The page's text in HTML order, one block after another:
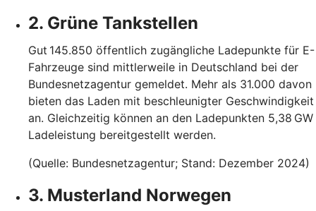
2. Grüne Tankstellen
Gut 145.850 öffentlich zugängliche Ladepunkte für E-
Fahrzeuge sind mittlerweile in Deutschland bei der
Bundesnetzagentur gemeldet. Mehr als 31.000 davon
bieten das Laden mit beschleunigter Geschwindigkeit
an. Gleichzeitig können an den Ladepunkten 5,38 GW
Ladeleistung bereitgestellt werden.
(Quelle: Bundesnetzagentur; Stand: Dezember 2024)
3. Musterland Norwegen